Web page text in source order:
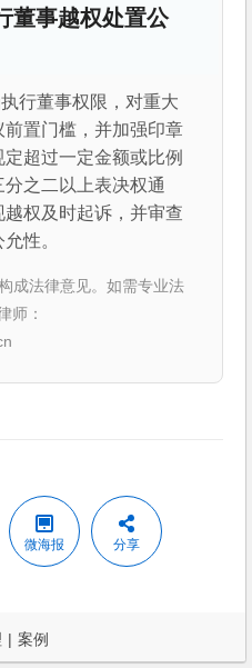
董事越权处置公
行董事权限，对重大
置门槛，并加强印章
超过一定金额或比例
之二以上表决权通
权及时起诉，并审查
性。
成法律意见。如需专业法
师：
微海报 分享
| 案例